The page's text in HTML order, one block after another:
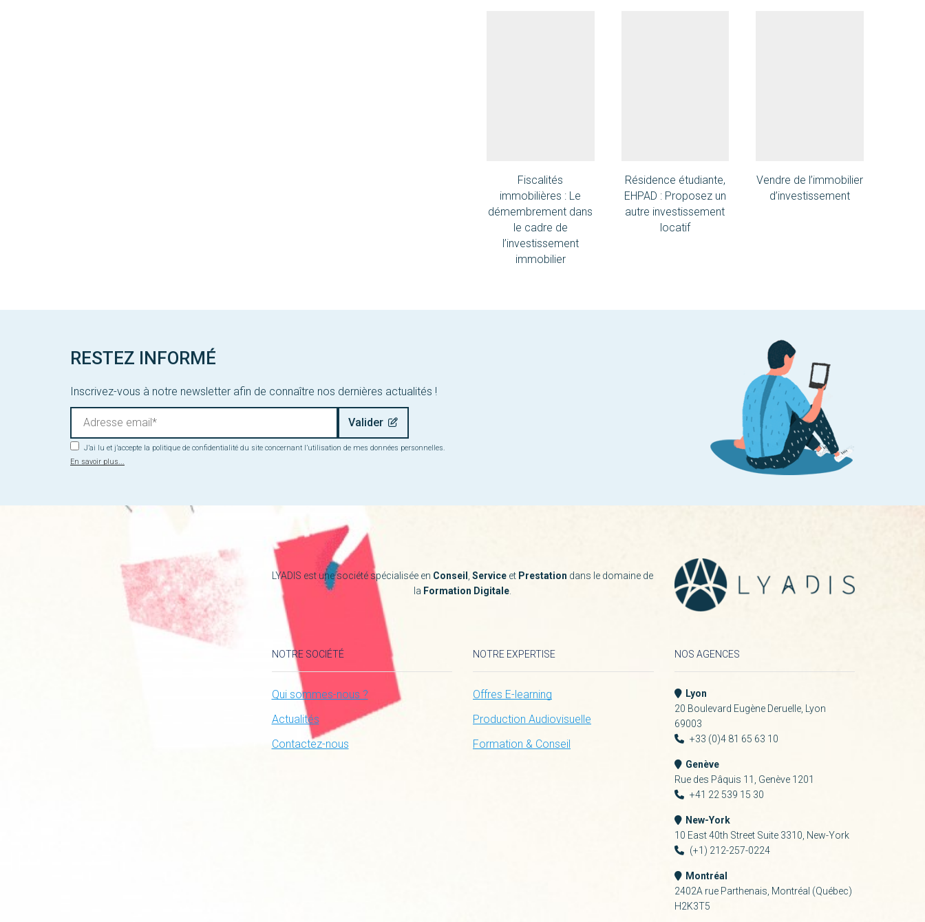
Fiscalités
immobilières : Le
démembrement dans
le cadre de
l’investissement
immobilier
Résidence étudiante,
EHPAD : Proposez un
autre investissement
locatif
Vendre de l’immobilier
d’investissement
RESTEZ INFORMÉ
Inscrivez-vous à notre newsletter afin de connaître nos dernières actualités !
J’ai lu et j’accepte la politique de confidentialité du site concernant l’utilisation de mes données personnelles.
En savoir plus...
LYADIS est une société spécialisée en Conseil Service et Prestation dans le domaine de
la Formation Digitale
NOTRE SOCIÉTÉ
Qui sommes-nous ?
Actualités
Contactez-nous
NOTRE EXPERTISE
Offres E-learning
Production Audiovisuelle
Formation & Conseil
NOS AGENCES
Lyon
20 Boulevard Eugène Deruelle, Lyon
69003
+33 (0)4 81 65 63 10
Genève
Rue des Pâquis 11, Genève 1201
+41 22 539 15 30
New-York
10 East 40th Street Suite 3310, New-York
(+1) 212-257-0224
Montréal
2402A rue Parthenais, Montréal (Québec)
H2K3T5